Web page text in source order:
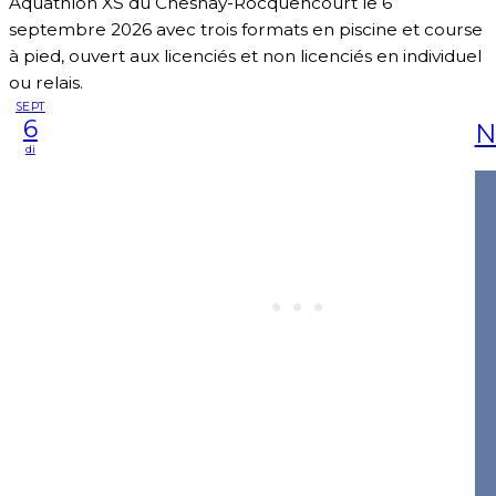
septembre 2026 avec trois formats en piscine et course
à pied, ouvert aux licenciés et non licenciés en individuel
ou relais.
SEPT
6
di